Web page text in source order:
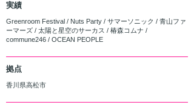
実績
Greenroom Festival / Nuts Party / サマーソニック / 青山ファ
ーマーズ / 太陽と星空のサーカス / 椿森コムナ /
commune246 / OCEAN PEOPLE
拠点
香川県高松市